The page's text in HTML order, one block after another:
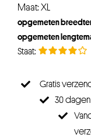
Maat: XL
opgemeten
opgemeten
Gratis
30